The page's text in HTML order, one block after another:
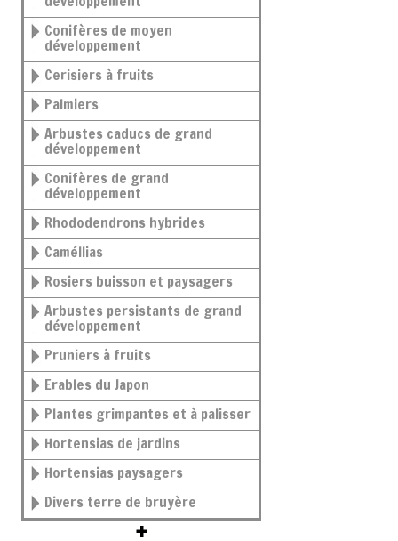
Conifères de moyen
développement
Cerisiers à fruits
Palmiers
Arbustes caducs de grand
développement
Conifères de grand
développement
Rhododendrons hybrides
Caméllias
Rosiers buisson et paysagers
Arbustes persistants de grand
développement
Pruniers à fruits
Erables du Japon
Plantes grimpantes et à palisser
Hortensias de jardins
Hortensias paysagers
Divers terre de bruyère